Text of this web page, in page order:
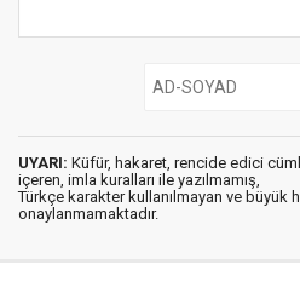
UYARI: Küfür, hakaret, rencide edici
içeren, imla kuralları ile yazılmamış,
Türkçe karakter kullanılmayan ve büyük
onaylanmamaktadır.